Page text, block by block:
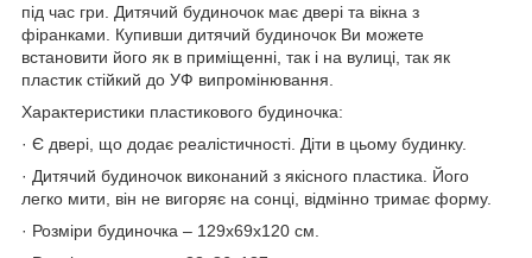
під час гри. Дитячий будиночок має двері та вікна з
фіранками. Купивши дитячий будиночок Ви можете
встановити його як в приміщенні, так і на вулиці, так як
пластик стійкий до УФ випромінювання.
Характеристики пластикового будиночка:
· Є двері, що додає реалістичності. Діти в цьому будинку.
· Дитячий будиночок виконаний з якісного пластика. Його
легко мити, він не вигоряє на сонці, відмінно тримає форму.
· Розміри будиночка – 129х69х120 см.